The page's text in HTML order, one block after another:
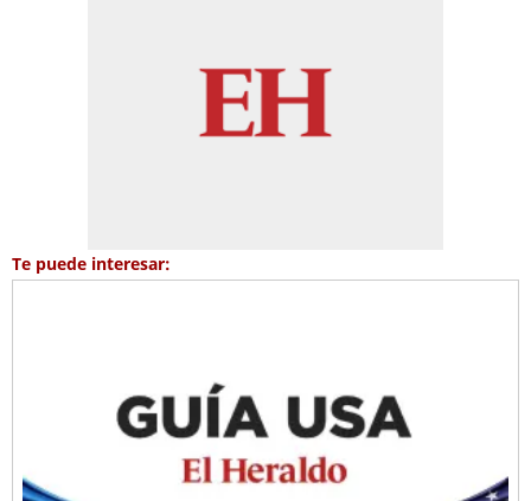
Te puede interesar: